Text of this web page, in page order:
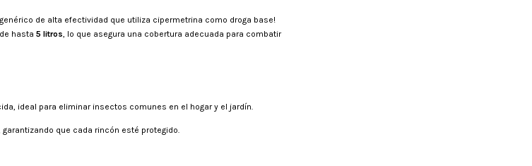
de alta efectividad que utiliza cipermetrina como droga base!
hasta 5 litros, lo que asegura una cobertura adecuada para combatir
ideal para eliminar insectos comunes en el hogar y el jardín.
que cada rincón esté protegido.